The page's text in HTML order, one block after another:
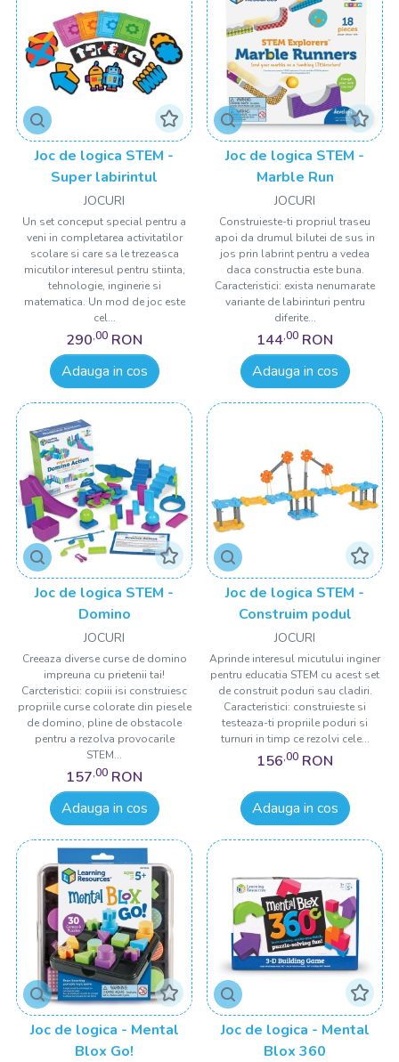
Joc de logica STEM -
Super labirintul
JOCURI
Un set conceput special pentru a
veni in completarea activitatilor
scolare si care sa le trezeasca
micutilor interesul pentru stiinta,
tehnologie, inginerie si
matematica. Un mod de joc este
cel...
290,00 RON
Adauga in cos
Joc de logica STEM -
Marble Run
JOCURI
Construieste-ti propriul traseu
apoi da drumul bilutei de sus in
jos prin labrint pentru a vedea
daca constructia este buna.
Caracteristici: exista nenumarate
variante de labirinturi pentru
diferite...
144,00 RON
Adauga in cos
Joc de logica STEM -
Domino
JOCURI
Creeaza diverse curse de domino
impreuna cu prietenii tai!
Carcteristici: copiii isi construiesc
propriile curse colorate din piesele
de domino, pline de obstacole
pentru a rezolva provocarile
STEM...
157,00 RON
Adauga in cos
Joc de logica STEM -
Construim podul
JOCURI
Aprinde interesul micutului inginer
pentru educatia STEM cu acest set
de construit poduri sau cladiri.
Caracteristici: construieste si
testeaza-ti propriile poduri si
turnuri in timp ce rezolvi cele...
156,00 RON
Adauga in cos
Joc de logica - Mental
Blox Go!
Joc de logica - Mental
Blox 360